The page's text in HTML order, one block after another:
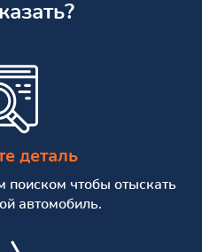
деталь
поиском чтобы отыскать
автомобиль.